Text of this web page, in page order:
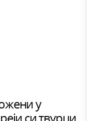
у
си твурци